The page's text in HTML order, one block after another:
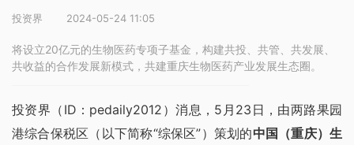
投资界 2024-05-24 11:05
将设立20亿元的生物医药专项子基金，构建共投、共管、共发展、
共收益的合作发展新模式，共建重庆生物医药产业发展生态圈。
投资界（ID：pedaily2012）消息，5月23日，由两路果园
港综合保税区（以下简称“综保区”）策划的中国（重庆）生